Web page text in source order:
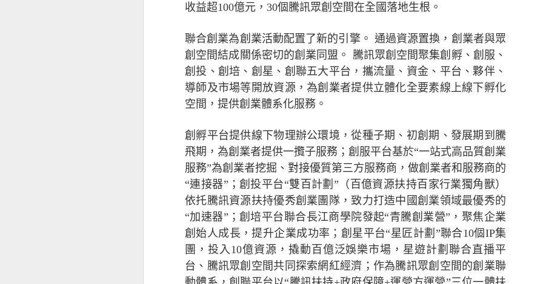
收益超100億元，30個騰訊眾創空間在全國落地生根。
聯合創業為創業活動配置了新的引擎。 通過資源置換，創業者與眾
創空間結成關係密切的創業同盟。
騰訊眾創空間聚集創孵、創服、
創投、創培、創星、創聯五大平台，攜流量、資金、平台、夥伴、
導師及市場等開放資源，為創業者提供立體化全要素線上線下孵化
空間，提供創業體系化服務。
創孵平台提供線下物理辦公環境，從種子期、初創期、發展期到騰
飛期，為創業者提供一攬子服務；創服平台基於“一站式高品質創業
服務”為創業者挖掘、對接優質第三方服務商，做創業者和服務商的
“連接器”；創投平台“雙百計劃”（百億資源扶持百家行業獨角獸）
依托騰訊資源扶持優秀創業團隊，致力打造中國創業領域最優秀的
“加速器”；創培平台聯合長江商學院發起“青騰創業營”，聚焦企業
創始人成長，提升企業成功率；創星平台“星匠計劃”聯合10個IP集
團，投入10億資源，撬動百億泛娛樂市場，星遊計劃聯合直播平
台、騰訊眾創空間共同探索網紅經濟；作為騰訊眾創空間的創業聯